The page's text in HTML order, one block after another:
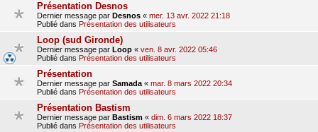
Présentation Desnos
Dernier message par Desnos « mer. 13 avr. 2022 21:18
Publié dans Présentation des utilisateurs
Loop (sud Gironde)
Dernier message par Loop « ven. 8 avr. 2022 05:46
Publié dans Présentation des utilisateurs
Présentation
Dernier message par Samada « mar. 8 mars 2022 20:34
Publié dans Présentation des utilisateurs
Présentation Bastism
Dernier message par Bastism « dim. 6 mars 2022 18:37
Publié dans Présentation des utilisateurs